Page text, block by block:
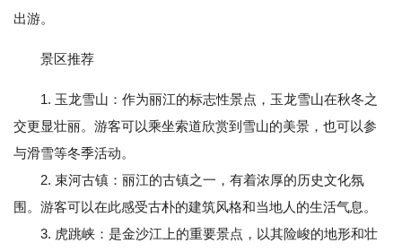
出游。
景区推荐
1. 玉龙雪山：作为丽江的标志性景点，玉龙雪山在秋冬之
交更显壮丽。游客可以乘坐索道欣赏到雪山的美景，也可以参
与滑雪等冬季活动。
2. 束河古镇：丽江的古镇之一，有着浓厚的历史文化氛
围。游客可以在此感受古朴的建筑风格和当地人的生活气息。
3. 虎跳峡：是金沙江上的重要景点，以其险峻的地形和壮